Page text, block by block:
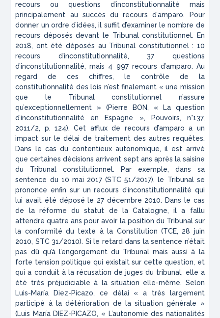
recours ou questions d’inconstitutionnalité mais
principalement au succès du recours d’amparo. Pour
donner un ordre d’idées, il suffit d’examiner le nombre de
recours déposés devant le Tribunal constitutionnel. En
2018, ont été déposés au Tribunal constitutionnel : 10
recours d’inconstitutionnalité, 37 questions
d’inconstitutionnalité, mais 4 997 recours d’amparo. Au
regard de ces chiffres, le contrôle de la
constitutionnalité des lois n’est finalement «une mission
que le Tribunal constitutionnel n’assure
qu’exceptionnellement » (Pierre BON, « La question
d’inconstitutionnalité en Espagne »,
Pouvoirs, n°137,
2011/2, p. 124). Cet afflux de recours d’amparo a un
impact sur le délai de traitement des autres requêtes.
Dans le cas du contentieux autonomique, il est arrivé
que certaines décisions arrivent sept ans après la saisine
du Tribunal constitutionnel. Par exemple, dans sa
sentence du 10 mai 2017 (STC 51/2017), le Tribunal se
prononce enfin sur un recours d’inconstitutionnalité qui
lui avait été déposé le 27 décembre 2010. Dans le cas
de la réforme du statut de la Catalogne, il a fallu
attendre quatre ans pour avoir la position du Tribunal sur
la conformité du texte à la Constitution (TCE, 28 juin
2010, STC 31/2010). Si le retard dans la sentence n’était
pas dû qu’à l’engorgement du Tribunal mais aussi à la
forte tension politique qui existait sur cette question, et
qui a conduit à la récusation de juges du tribunal, elle a
été très préjudiciable à la situation elle-même. Selon
Luis-María Diez-Picazo, ce délai «a très largement
participé à la détérioration de la situation générale »
(Luis María DIEZ-PICAZO, « L’autonomie des nationalités